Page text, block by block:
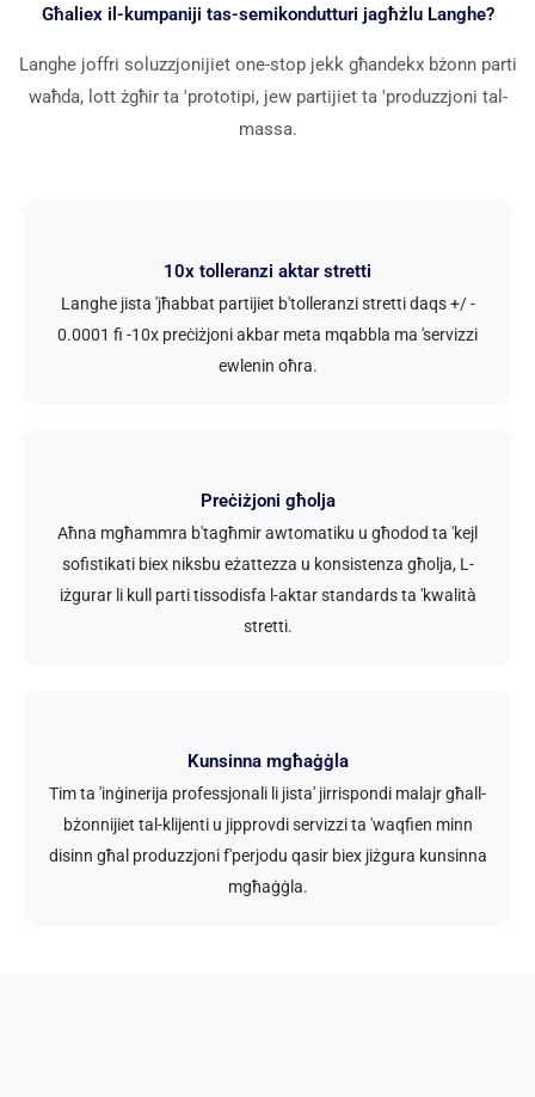
Għaliex il-kumpaniji tas-semikondutturi jagħżlu Langhe?
Langhe joffri soluzzjonijiet one-stop jekk għandekx bżonn parti
waħda, lott żgħir ta 'prototipi, jew partijiet ta 'produzzjoni tal-
massa.
10x tolleranzi aktar stretti
Langhe jista 'jħabbat partijiet b'tolleranzi stretti daqs +/ -
0.0001 fi -10x preċiżjoni akbar meta mqabbla ma 'servizzi
ewlenin oħra.
Preċiżjoni għolja
Aħna mgħammra b'tagħmir awtomatiku u għodod ta 'kejl
sofistikati biex niksbu eżattezza u konsistenza għolja, L-
iżgurar li kull parti tissodisfa l-aktar standards ta 'kwalità
stretti.
Kunsinna mgħaġġla
Tim ta 'inġinerija professjonali li jista' jirrispondi malajr għall-
bżonnijiet tal-klijenti u jipprovdi servizzi ta 'waqfien minn
disinn għal produzzjoni f'perjodu qasir biex jiżgura kunsinna
mgħaġġla.